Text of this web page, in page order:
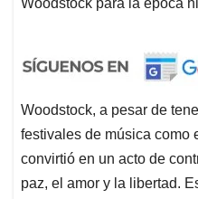
Woodstock para la época
Woodstock, a pesar de
festivales de música como
convirtió en un acto de
paz, el amor y la libertad.